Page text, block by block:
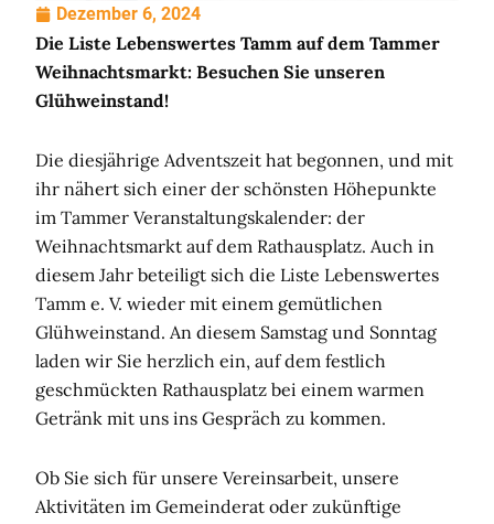
Dezember 6, 2024
Die Liste Lebenswertes Tamm auf dem Tammer
Weihnachtsmarkt: Besuchen Sie unseren
Glühweinstand!
Die diesjährige Adventszeit hat begonnen, und mit
ihr nähert sich einer der schönsten Höhepunkte
im Tammer Veranstaltungskalender: der
Weihnachtsmarkt auf dem Rathausplatz. Auch in
diesem Jahr beteiligt sich die Liste Lebenswertes
Tamm e. V. wieder mit einem gemütlichen
Glühweinstand. An diesem Samstag und Sonntag
laden wir Sie herzlich ein, auf dem festlich
geschmückten Rathausplatz bei einem warmen
Getränk mit uns ins Gespräch zu kommen.
Ob Sie sich für unsere Vereinsarbeit, unsere
Aktivitäten im Gemeinderat oder zukünftige